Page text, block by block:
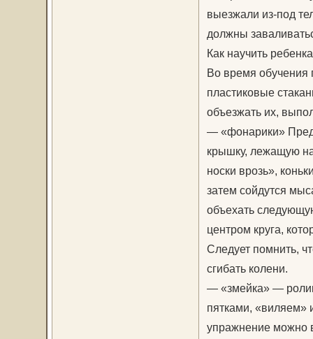
выезжали из-под
должны
Как научить
Во время обучения
пластиковые
объезжать их,
— «фонарики»
крышку, лежащую
носки врозь»,
затем сойдутся
объехать
центром круга,
Следует помнить,
сгибать колени.
— «змейка» —
пятками, «виляем»
упражнение можно